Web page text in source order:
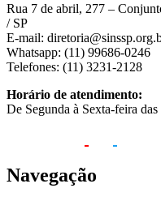
Rua 7 de abril, 277 –
/ SP
E-mail:
Whatsapp: (11) 99686-0246
Telefones: (11) 3231-2128
Horário de atendimento:
De Segunda à Sexta-feira
Navegação